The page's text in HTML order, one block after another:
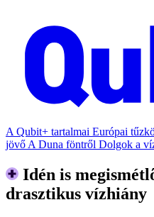
A Qubit+ tartalmai Európai
jövő A Duna föntről Dolgok a
Idén is
drasztikus vízhiány